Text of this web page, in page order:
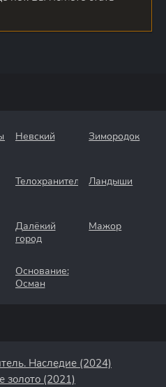
Невский Зимородок
Телохранители Ландыши
Далёкий
город
Мажор
Основание:
Осман
Наследие (2024)
золото (2021)